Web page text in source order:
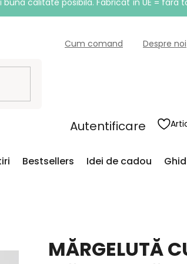
calitate posibilă. Fabricat în UE = fără
Cum comand Despre noi
Autentificare
Bestsellers Idei de cadou
MĂRGELUTĂ